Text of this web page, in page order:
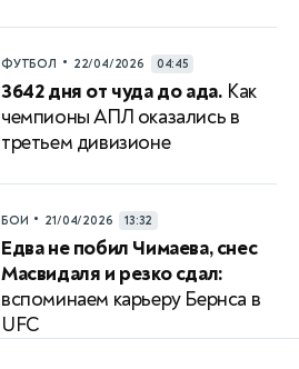
ФУТБОЛ • 22/04/2026 04:45
3642 дня от чуда до ада. Как
чемпионы АПЛ оказались в
третьем дивизионе
БОИ • 21/04/2026 13:32
Едва не побил Чимаева, снес
Масвидаля и резко сдал:
вспоминаем карьеру Бернса в
UFC